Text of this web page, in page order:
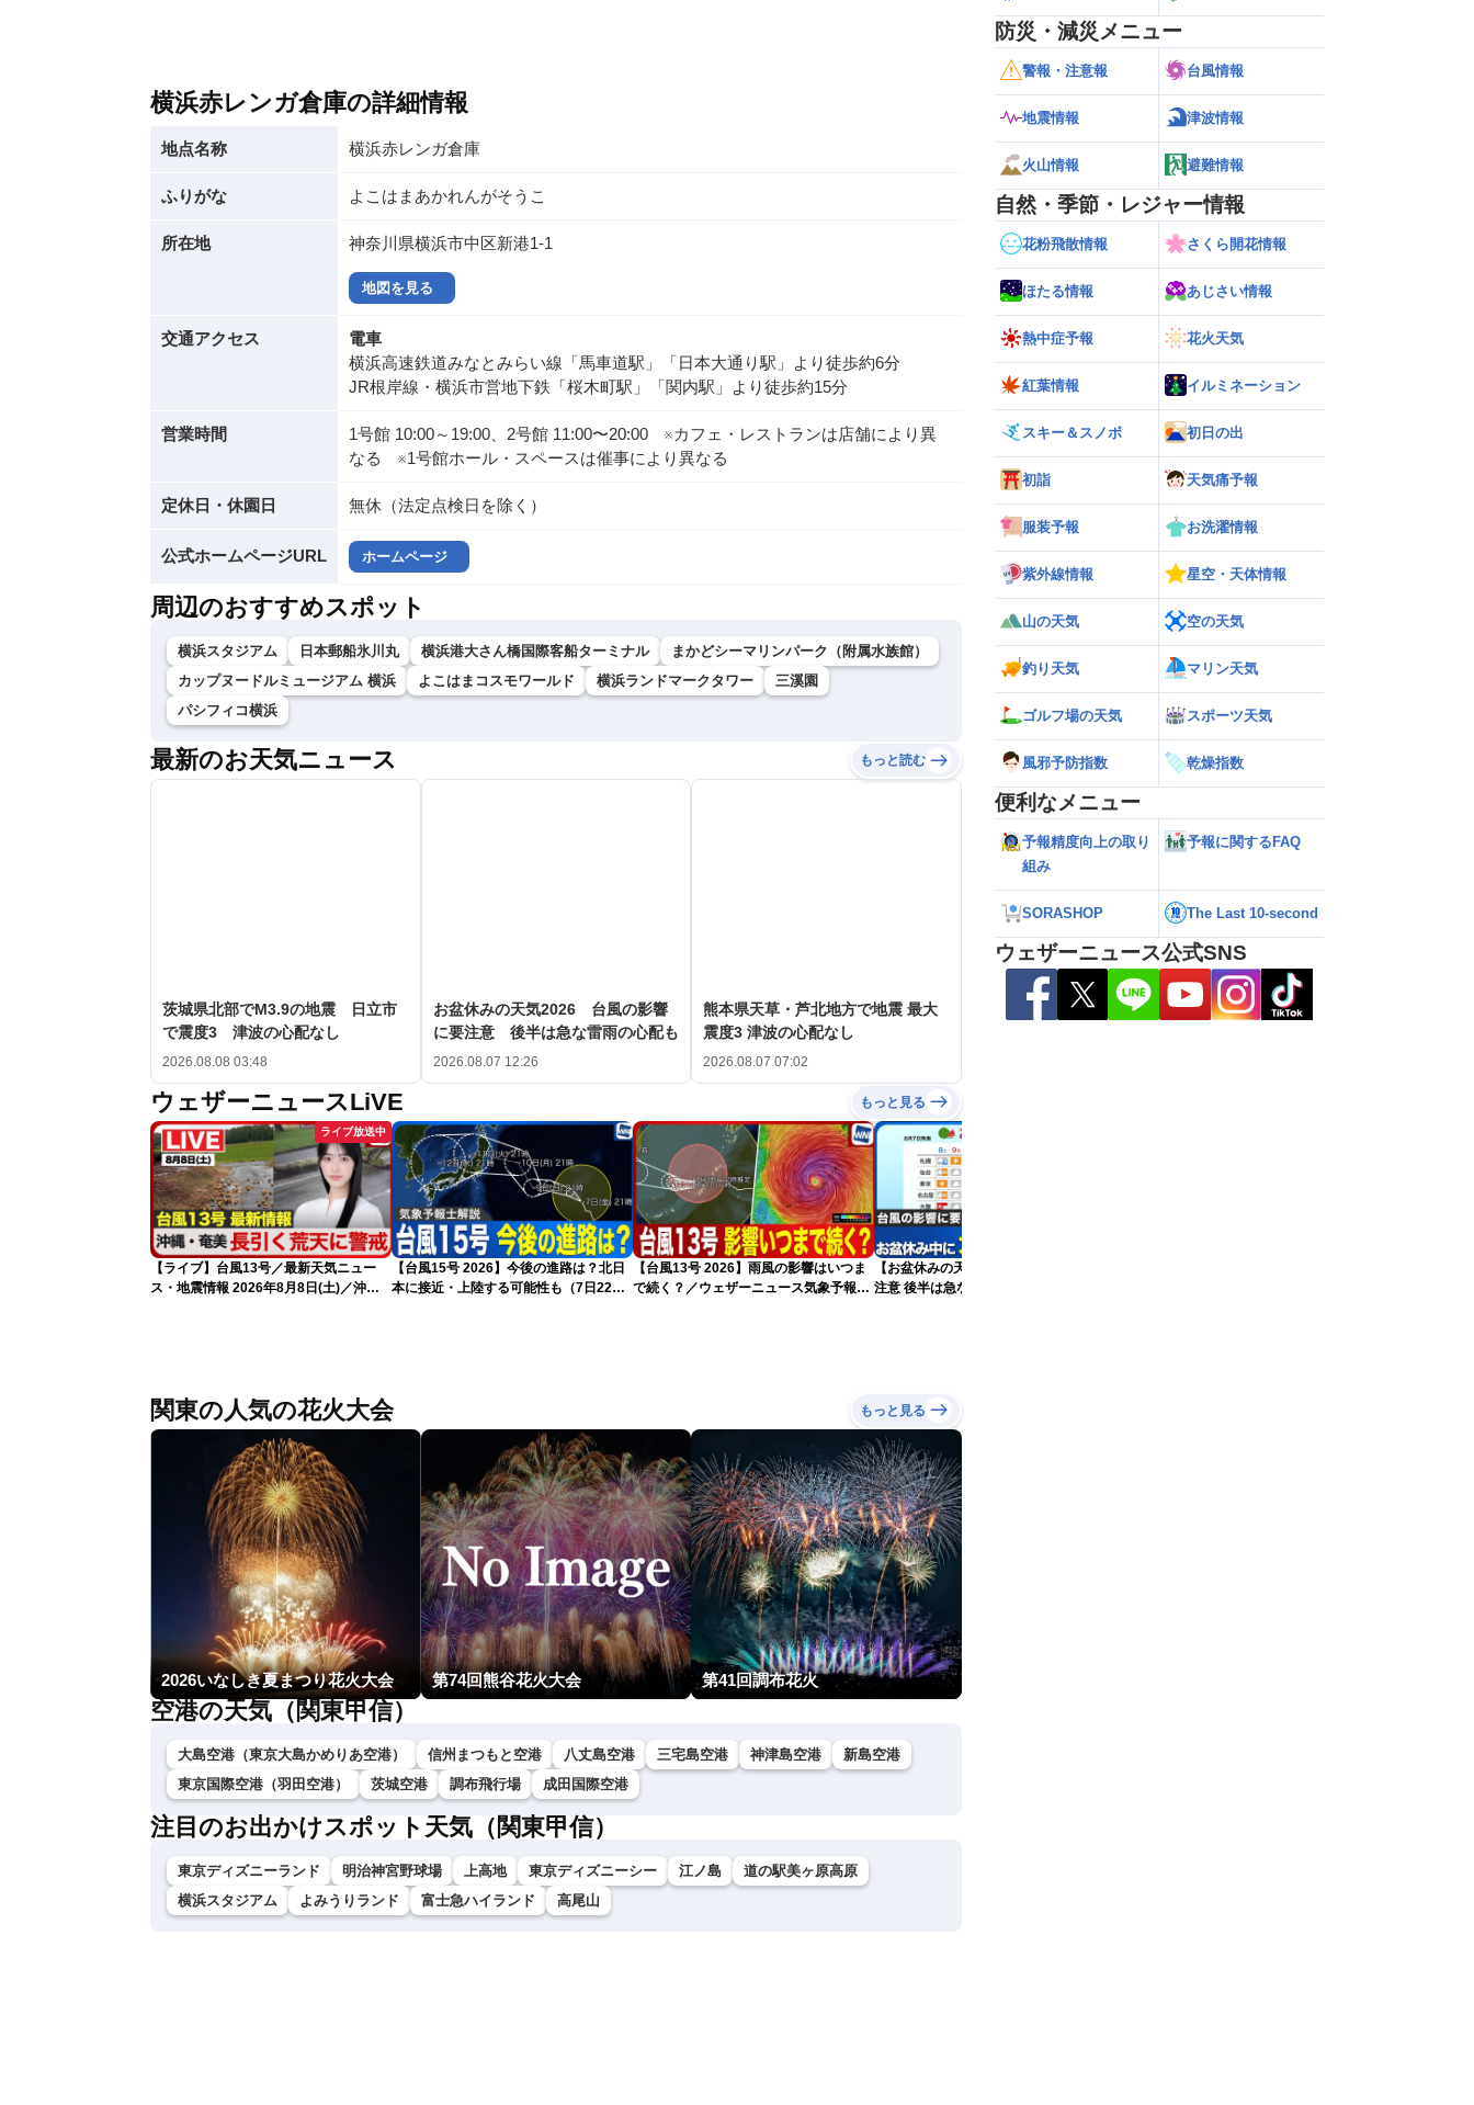
横浜赤レンガ倉庫の詳細情報
地点名称 横浜赤レンガ倉庫
ふりがな よこはまあかれんがそうこ
所在地 神奈川県横浜市中区新港1-1
地図を見る
交通アクセス
電車
横浜高速鉄道みなとみらい線「馬車道駅」「日本大通り駅」より徒歩約6分
JR根岸線・横浜市営地下鉄「桜木町駅」「関内駅」より徒歩約15分
営業時間
1号館 10:00～19:00、2号館 11:00〜20:00 ※カフェ・レストランは店舗により異
なる ※1号館ホール・スペースは催事により異なる
定休日・休園日 無休（法定点検日を除く）
公式ホームページURL ホームページ
周辺のおすすめスポット
横浜スタジアム 日本郵船氷川丸 横浜港大さん橋国際客船ターミナル
まかどシーマリンパーク（附属水族館）
カップヌードルミュージアム 横浜
よこはまコスモワールド 横浜ランドマークタワー
三溪園
パシフィコ横浜
最新のお天気ニュース もっと読む
茨城県北部でM3.9の地震 日立市
で震度3 津波の心配なし
2026.08.08 03:48
お盆休みの天気2026 台風の影響
に要注意 後半は急な雷雨の心配も
2026.08.07 12:26
熊本県天草・芦北地方で地震 最大
震度3 津波の心配なし
2026.08.07 07:02
ウェザーニュースLiVE もっと見る
ライブ放送中
【ライブ】台風13号／最新天気ニュー
ス・地震情報 2026年8月8日(土)／沖
【台風15号 2026】今後の進路は？北日
本に接近・上陸する可能性も（7日22時
【台風13号 2026】雨風の影響はいつま
で続く？／ウェザーニュース気象予報士
【お盆休みの天気2026】台風の影響に要
注意 後半は急な雷雨の心配も
関東の人気の花火大会 もっと見る
2026いなしき夏まつり花火大会 第74回熊谷花火大会 第41回調布花火
空港の天気（関東甲信）
大島空港（東京大島かめりあ空港） 信州まつもと空港 八丈島空港 三宅島空港 神津島空港
新島空港
東京国際空港（羽田空港）
茨城空港 調布飛行場 成田国際空港
注目のお出かけスポット天気（関東甲信）
東京ディズニーランド 明治神宮野球場 上高地 東京ディズニーシー 江ノ島
道の駅美ヶ原高原
横浜スタジアム
よみうりランド 富士急ハイランド 高尾山
防災・減災メニュー
警報・注意報 台風情報
地震情報 津波情報
火山情報 避難情報
自然・季節・レジャー情報
花粉飛散情報 さくら開花情報
ほたる情報 あじさい情報
熱中症予報 花火天気
紅葉情報 イルミネーション
スキー＆スノボ 初日の出
初詣 天気痛予報
服装予報 お洗濯情報
紫外線情報 星空・天体情報
山の天気 空の天気
釣り天気 マリン天気
ゴルフ場の天気 スポーツ天気
風邪予防指数 乾燥指数
便利なメニュー
予報精度向上の取り
組み
予報に関するFAQ
SORASHOP The Last 10-second
ウェザーニュース公式SNS